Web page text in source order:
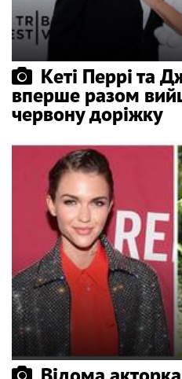
Кеті Перрі та
вперше разом
червону доріжку